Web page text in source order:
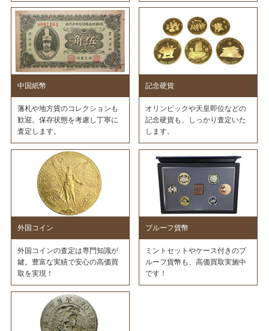
中国紙幣
藩札や地方貨のコレクションも
歓迎。保存状態を考慮し丁寧に
査定します。
記念硬貨
オリンピックや天皇即位などの
記念硬貨も、しっかり査定いた
します。
外国コイン
外国コインの査定は専門知識が
鍵。豊富な実績で安心の高価買
取を実現！
プルーフ貨幣
ミントセットやケース付きのプ
ルーフ貨幣も、高価買取実施中
です！